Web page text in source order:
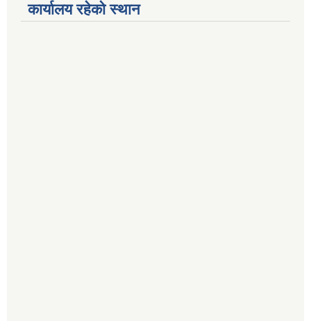
कार्यालय रहेको स्थान